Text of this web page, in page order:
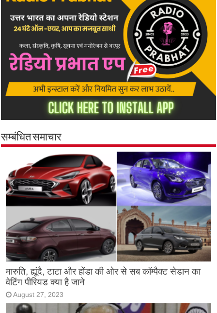
सम्बंधित समाचार
मारुति, ह्यूंदै, टाटा और होंडा की ओर से सब कॉम्पैक्ट सेडान का
वेटिंग पीरियड क्या है जाने
August 27, 2023